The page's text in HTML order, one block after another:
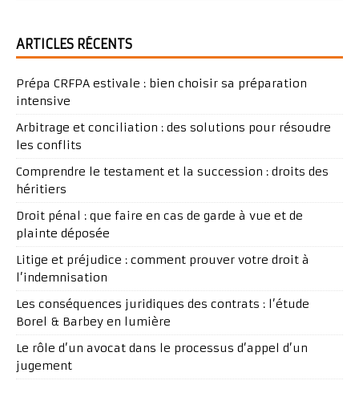
ARTICLES RÉCENTS
Prépa CRFPA estivale : bien choisir sa préparation
intensive
Arbitrage et conciliation : des solutions pour résoudre
les conflits
Comprendre le testament et la succession : droits des
héritiers
Droit pénal : que faire en cas de garde à vue et de
plainte déposée
Litige et préjudice : comment prouver votre droit à
l’indemnisation
Les conséquences juridiques des contrats : l’étude
Borel & Barbey en lumière
Le rôle d’un avocat dans le processus d’appel d’un
jugement